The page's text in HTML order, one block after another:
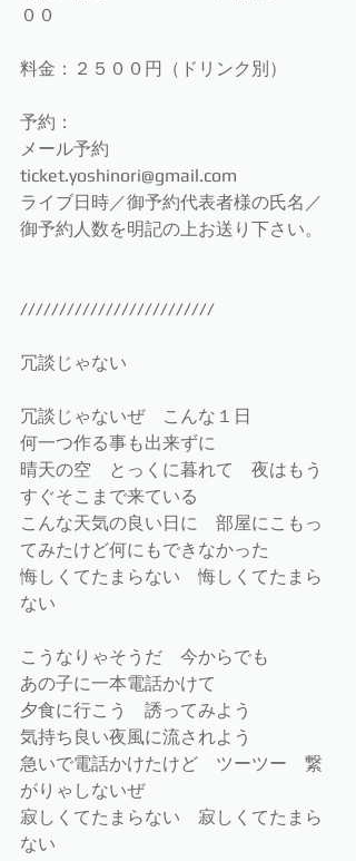
００
料金：２５００円（ドリンク別）
予約：
メール予約
ticket.yoshinori@gmail.com
ライブ日時／御予約代表者様の氏名／
御予約人数を明記の上お送り下さい。
/////////////////////////
冗談じゃない
冗談じゃないぜ　こんな１日
何一つ作る事も出来ずに
晴天の空　とっくに暮れて　夜はもう
すぐそこまで来ている
こんな天気の良い日に　部屋にこもっ
てみたけど何にもできなかった
悔しくてたまらない　悔しくてたまら
ない
こうなりゃそうだ　今からでも
あの子に一本電話かけて
夕食に行こう　誘ってみよう
気持ち良い夜風に流されよう
急いで電話かけたけど　ツーツー　繋
がりゃしないぜ
寂しくてたまらない　寂しくてたまら
ない